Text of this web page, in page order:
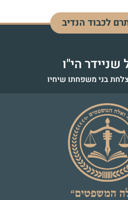
לכבוד הנדיב
הי"ו
בני משפחתו שיחיו